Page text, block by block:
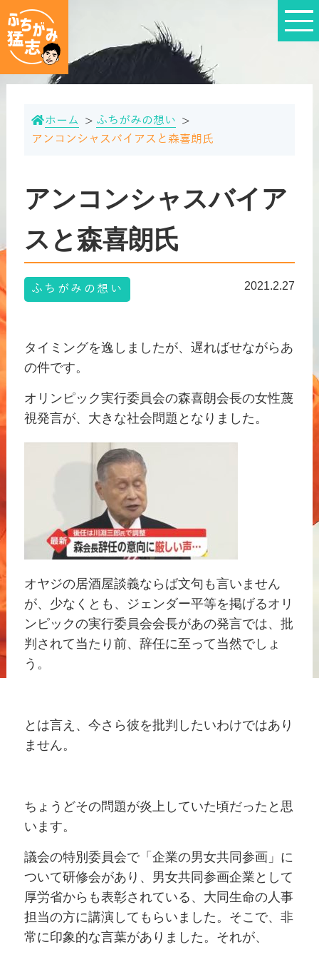
ホーム
ふちがみの想い
アンコンシャスバイアスと森喜朗氏
アンコンシャスバイア
スと森喜朗氏
ふちがみの想い 2021.2.27
タイミングを逸しましたが、遅ればせながらあ
の件です。
オリンピック実行委員会の森喜朗会長の女性蔑
視発言が、大きな社会問題となりました。
オヤジの居酒屋談義ならば文句も言いません
が、少なくとも、ジェンダー平等を掲げるオリ
ンピックの実行委員会会長があの発言では、批
判されて当たり前、辞任に至って当然でしょ
う。
とは言え、今さら彼を批判したいわけではあり
ません。
ちょうどその問題が炎上していた頃だったと思
います。
議会の特別委員会で「企業の男女共同参画」に
ついて研修会があり、男女共同参画企業として
厚労省からも表彰されている、大同生命の人事
担当の方に講演してもらいました。そこで、非
常に印象的な言葉がありました。それが、